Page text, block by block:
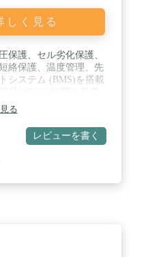
動作温度が上記範囲外
ないことがあります。
ダプターは最大65℃ま
になっておりますの
時は換気の良い場所で
の仕様及び外観は、改
はシガーソケット出
スの電力が10W未満の
フになります。
しく見る
保護、セル劣化保護、
絡保護、温度管理、先
システム (BMS)を搭載
規格94V-0のプラスチ
/ 【世界基準の安全規
じめ、ISO9001、
安全規格、品質テスト
温度検査、衝撃検査、
不具合がある場合
先か、購入履歴より当
る
レビューを書く